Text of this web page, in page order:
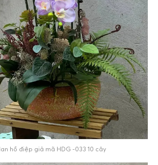
hồ điệp giả mã HDG -033 10 cây